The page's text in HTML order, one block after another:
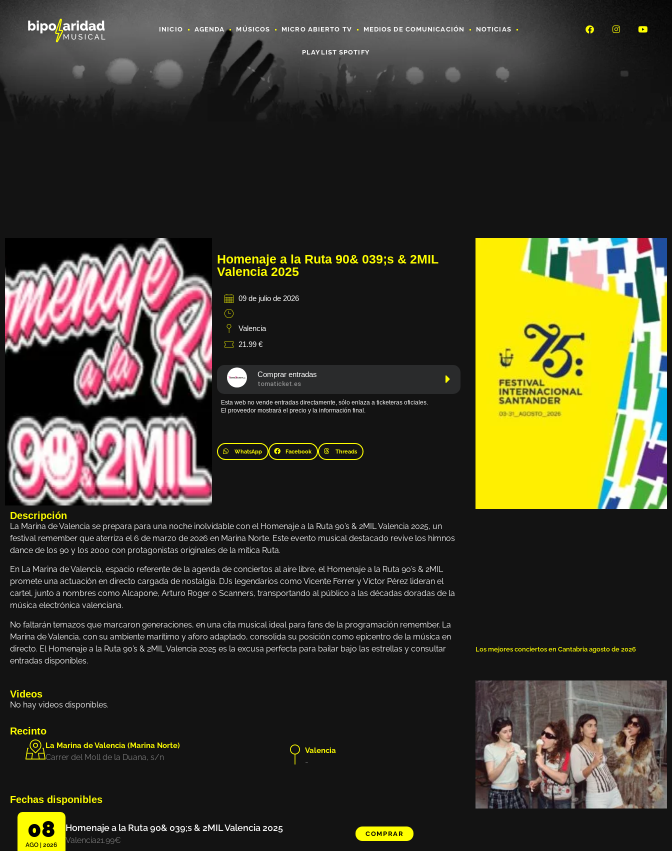
INICIO AGENDA MÚSICOS MICRO ABIERTO TV MEDIOS DE COMUNICACIÓN NOTICIAS
PLAYLIST SPOTIFY
Homenaje a la Ruta 90& 039;s & 2MIL
Valencia 2025
09 de julio de 2026
Valencia
21.99 €
Comprar entradas
tomaticket.es
Esta web no vende entradas directamente, sólo enlaza a ticketeras oficiales.
El proveedor mostrará el precio y la información final.
WhatsApp Facebook Threads
Descripción
La Marina de Valencia se prepara para una noche inolvidable con el Homenaje a la Ruta 90’s & 2MIL Valencia 2025, un
festival remember que aterriza el 6 de marzo de 2026 en Marina Norte. Este evento musical destacado revive los himnos
dance de los 90 y los 2000 con protagonistas originales de la mítica Ruta.
En La Marina de Valencia, espacio referente de la agenda de conciertos al aire libre, el Homenaje a la Ruta 90’s & 2MIL
promete una actuación en directo cargada de nostalgia. DJs legendarios como Vicente Ferrer y Víctor Pérez lideran el
cartel, junto a nombres como Alcapone, Arturo Roger o Scanners, transportando al público a las décadas doradas de la
música electrónica valenciana.
No faltarán temazos que marcaron generaciones, en una cita musical ideal para fans de la programación remember. La
Marina de Valencia, con su ambiente marítimo y aforo adaptado, consolida su posición como epicentro de la música en
directo. El Homenaje a la Ruta 90’s & 2MIL Valencia 2025 es la excusa perfecta para bailar bajo las estrellas y consultar
entradas disponibles.
Videos
No hay videos disponibles.
Recinto
La Marina de Valencia (Marina Norte)
Carrer del Moll de la Duana, s/n
Valencia
-
Fechas disponibles
08
AGO | 2026
Homenaje a la Ruta 90& 039;s & 2MIL Valencia 2025
Valencia21.99€
COMPRAR
Los mejores conciertos en Cantabria agosto de 2026